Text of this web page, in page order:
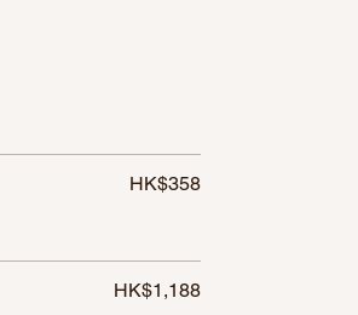
HK$358
HK$1,188